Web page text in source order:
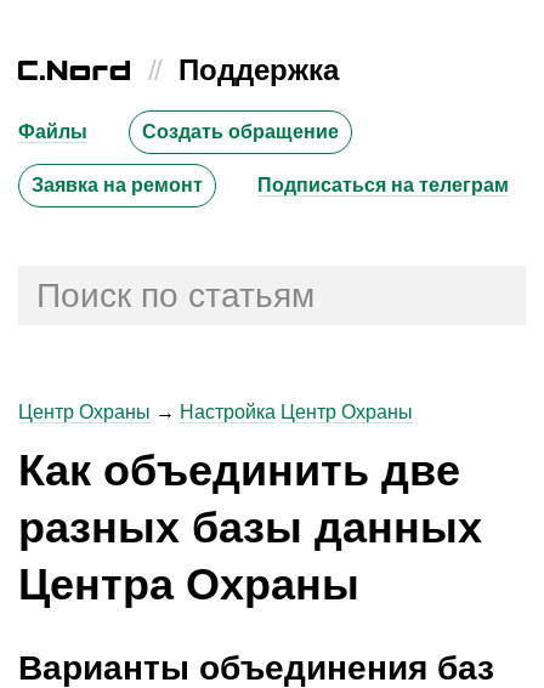
// Поддержка
Файлы Создать обращение
Заявка на ремонт Подписаться на телеграм
Центр Охраны → Настройка Центр Охраны
Как объединить две
разных базы данных
Центра Охраны
Варианты объединения баз